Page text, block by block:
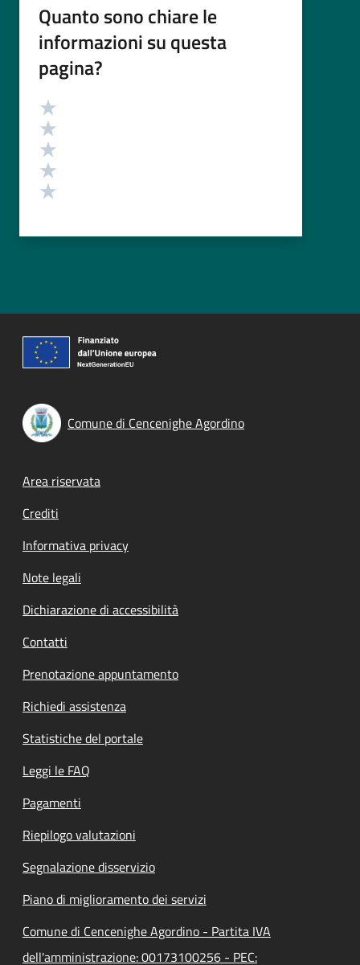
Quanto sono chiare le
informazioni su questa
pagina?
Valutazione
Comune di Cencenighe Agordino
Footer menu
Area riservata
Crediti
Informativa privacy
Note legali
Dichiarazione di accessibilità
Contatti
Prenotazione appuntamento
Richiedi assistenza
Statistiche del portale
Leggi le FAQ
Pagamenti
Riepilogo valutazioni
Segnalazione disservizio
Piano di miglioramento dei servizi
Comune di Cencenighe Agordino - Partita IVA
dell'amministrazione: 00173100256 - PEC: